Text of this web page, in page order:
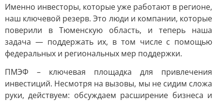
Именно инвесторы, которые уже работают в регионе,
наш ключевой резерв. Это люди и компании, которые
поверили в Тюменскую область, и теперь наша
задача — поддержать их, в том числе с помощью
федеральных и региональных мер поддержки.
ПМЭФ – ключевая площадка для привлечения
инвестиций. Несмотря на вызовы, мы не сидим сложа
руки, действуем: обсуждаем расширение бизнеса и